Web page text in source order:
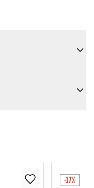
-17%